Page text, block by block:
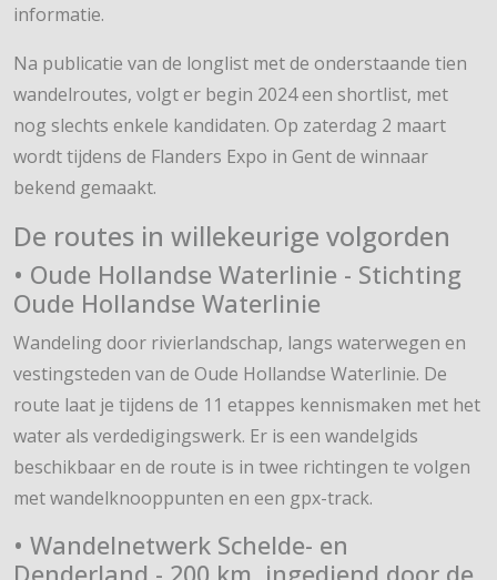
informatie.
Na publicatie van de longlist met de onderstaande tien
wandelroutes, volgt er begin 2024 een shortlist, met
nog slechts enkele kandidaten. Op zaterdag 2 maart
wordt tijdens de Flanders Expo in Gent de winnaar
bekend gemaakt.
De routes in willekeurige volgorden
• Oude Hollandse Waterlinie - Stichting
Oude Hollandse Waterlinie
Wandeling door rivierlandschap, langs waterwegen en
vestingsteden van de Oude Hollandse Waterlinie. De
route laat je tijdens de 11 etappes kennismaken met het
water als verdedigingswerk. Er is een wandelgids
beschikbaar en de route is in twee richtingen te volgen
met wandelknooppunten en een gpx-track.
• Wandelnetwerk Schelde- en